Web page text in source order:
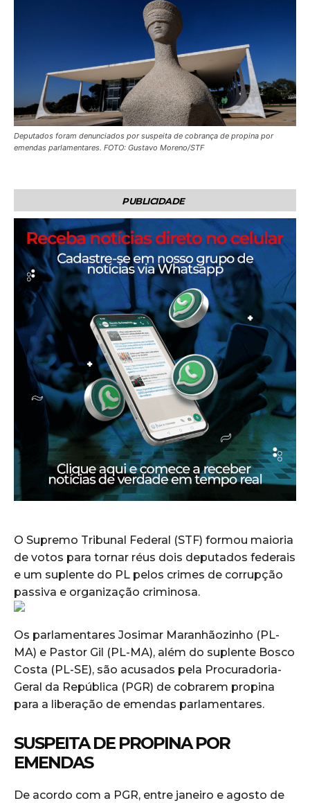
Deputados foram denunciados por suspeita de cobrança de propina por
emendas parlamentares. FOTO: Gustavo Moreno/STF
PUBLICIDADE
O Supremo Tribunal Federal (STF) formou maioria
de votos para tornar réus dois deputados federais
e um suplente do PL pelos crimes de corrupção
passiva e organização criminosa.
Os parlamentares Josimar Maranhãozinho (PL-
MA) e Pastor Gil (PL-MA), além do suplente Bosco
Costa (PL-SE), são acusados pela Procuradoria-
Geral da República (PGR) de cobrarem propina
para a liberação de emendas parlamentares.
SUSPEITA DE PROPINA POR
EMENDAS
De acordo com a PGR, entre janeiro e agosto de